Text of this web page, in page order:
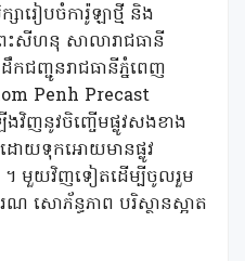
រៀបចំការ៉ូឡាថ្មី និង
ះសីហនុ សាលារាជធានី
កជញ្ជូនរាជធានីភ្នំពេញ
Penh Precast
ងវិញនូវចិញ្ចើមផ្លូវសងខាង
ោយទុកអោយមានផ្លូវ
។ មួយវិញទៀតដើម្បីចូលរួម
សោភ័ន្ធភាព បរិស្ថានស្អាត